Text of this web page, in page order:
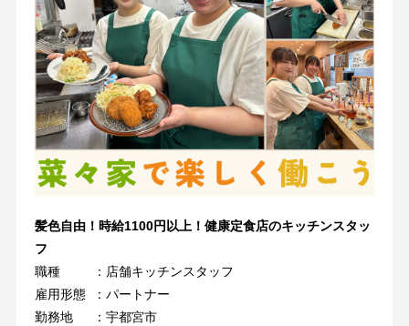
髪色自由！時給1100円以上！健康定食店のキッチンスタッ
フ
職種
：店舗キッチンスタッフ
雇用形態
：パートナー
勤務地
：宇都宮市